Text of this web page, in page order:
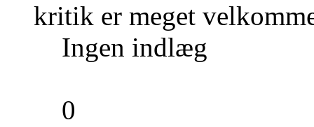
kritik er meget
Ingen indlæg
0